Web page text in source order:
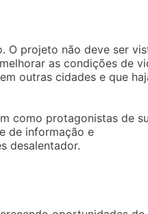
O projeto não deve ser
as condições de
outras cidades e que
como protagonistas de
de informação e
desalentador.